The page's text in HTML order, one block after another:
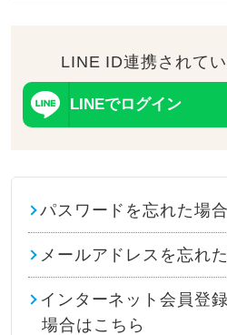
LINE ID連携されて
LINEでログイン
パスワードを忘れた場
メールアドレスを忘れ
インターネット会員登
場合はこちら